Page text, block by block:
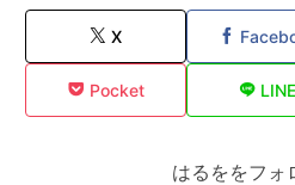
X
Pocket LINE
はるををフォ